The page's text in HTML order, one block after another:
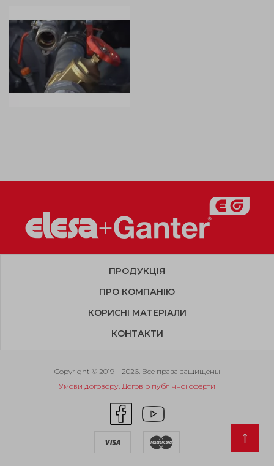
ПРОДУКЦІЯ
ПРО КОМПАНІЮ
КОРИСНІ МАТЕРІАЛИ
КОНТАКТИ
Copyright © 2019 – 2026. Все права защищены
Умови договору. Договір публічної оферти